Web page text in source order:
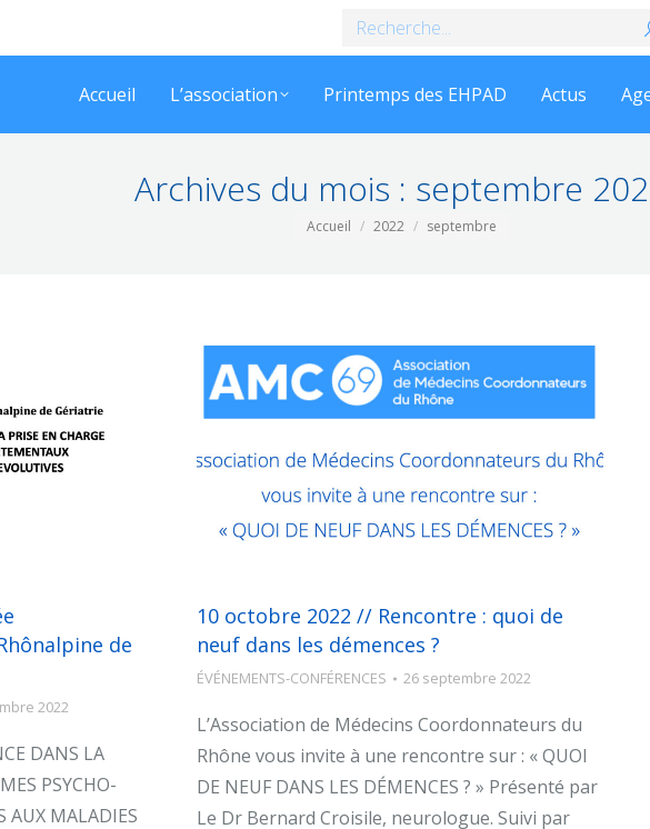
Recherche
Accueil L’association Printemps des EHPAD Actus
Archives du mois : septembre
Vous êtes ici :
Accueil 2022 septembre
de
2022
DANS LA
PSYCHO-
AUX MALADIES
10 octobre 2022 // Rencontre : quoi de
neuf dans les démences ?
ÉVÉNEMENTS-CONFÉRENCES 26 septembre 2022
L’Association de Médecins Coordonnateurs du
Rhône vous invite à une rencontre sur : « QUOI
DE NEUF DANS LES DÉMENCES ? » Présenté par
Le Dr Bernard Croisile, neurologue. Suivi par